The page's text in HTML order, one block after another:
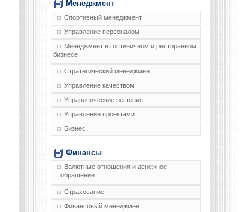
Менеджмент
Спортивный менеджмент
Управление персоналом
Менеджмент в гостиничном и ресторанном
бизнесе
Стратегический менеджмент
Управление качеством
Управленческие решения
Управление проектами
Бизнес
Финансы
Валютные отношения и денежное
обращение
Страхование
Финансовый менеджмент